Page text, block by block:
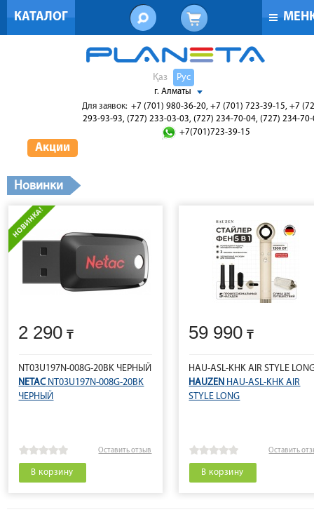
КАТАЛОГ
Қаз Рус
г. Алматы
Для заявок: +7 (701) 980-36-20, +7 (701) 723-39-15, +7
293-93-93, (727) 233-03-03, (727) 234-70-04, (727) 234-
+7(701)723-39-15
Акции
Новинки
2 290
NT03U197N-008G-20BK ЧЕРНЫЙ
NETACNT03U197N-008G-20BK
ЧЕРНЫЙ
Оставить отзыв
В корзину
59 990
HAU-ASL-KHK AIR STYLE
HAUZEN HAU-ASL-KHK AIR
STYLE LONG
Оставить
В корзину